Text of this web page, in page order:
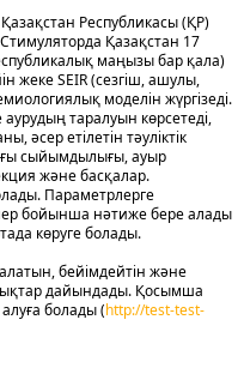
Республикасы (ҚР)
Қазақстан 17
маңызы бар қала)
жеке SEIR (сезгіш, ашулы,
моделін жүргізеді.
аурудың таралуын көрсетеді,
әсер етілетін тәуліктік
сыйымдылығы, ауыр
және басқалар.
Параметрлерге
бойынша нәтиже бере алады
көруге болады.
бейімдейтін және
дайындады. Қосымша
болады (http://test-test-